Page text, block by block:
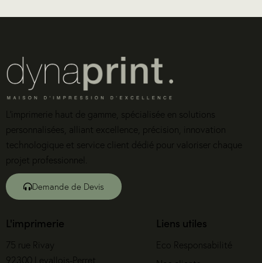
L’imprimerie haut de gamme, spécialisée en solutions
personnalisées, alliant excellence, précision, innovation
technologique et service client dédié pour valoriser chaque
projet professionnel.
Demande de Devis
L'imprimerie
75 rue Rivay
92300 Levallois-Perret
Liens utiles
Eco Responsabilité